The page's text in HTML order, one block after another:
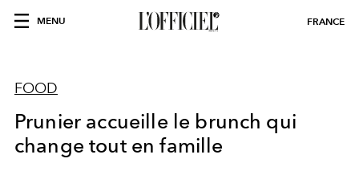
MENU FRANCE
FOOD
Prunier accueille le brunch qui
change tout en famille